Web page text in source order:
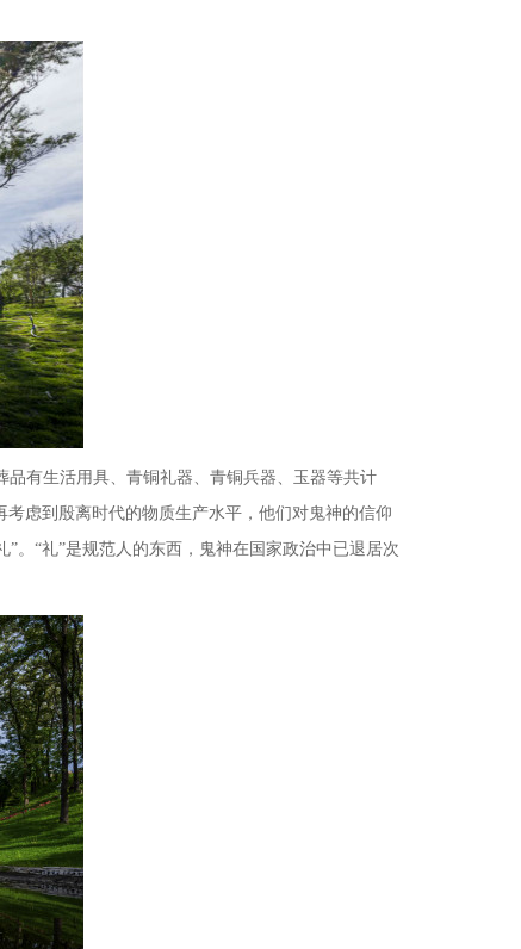
品有生活用具、青铜礼器、青铜兵器、玉器等共计
考虑到殷离时代的物质生产水平，他们对鬼神的信仰
”。“礼”是规范人的东西，鬼神在国家政治中已退居次